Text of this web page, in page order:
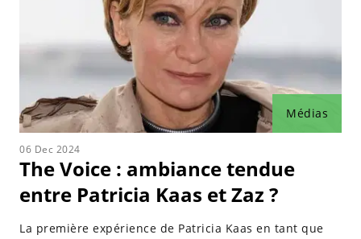
Médias
06 Dec 2024
The Voice : ambiance tendue
entre Patricia Kaas et Zaz ?
La première expérience de Patricia Kaas en tant que